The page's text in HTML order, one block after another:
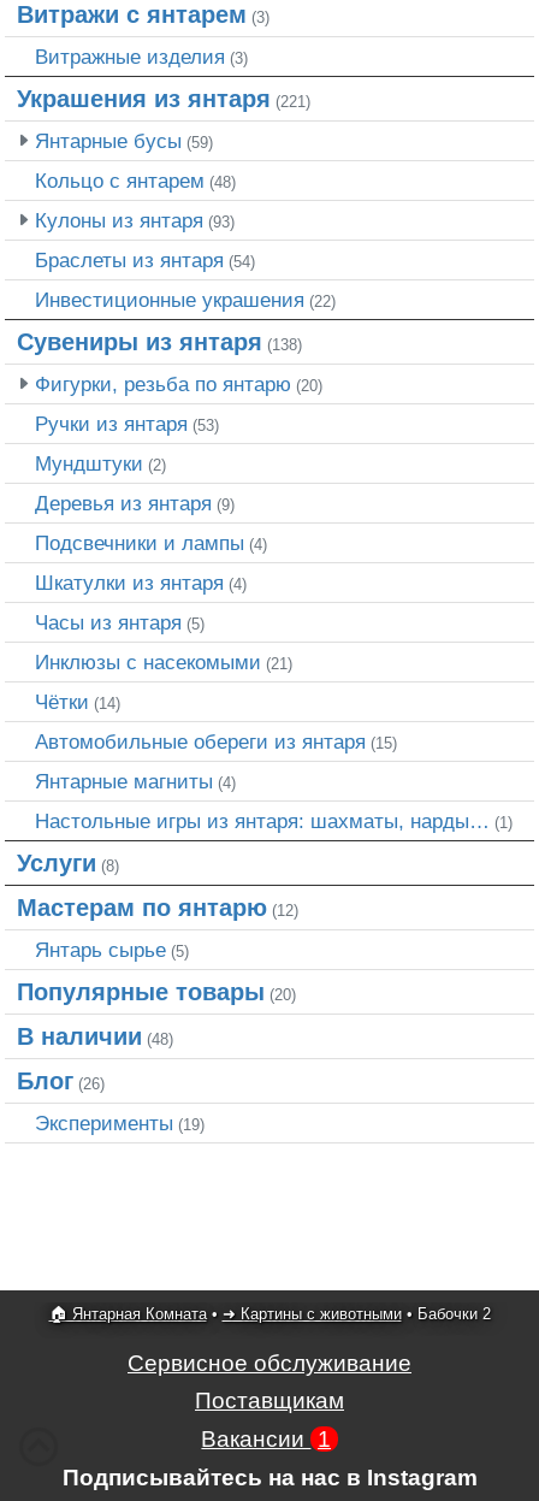
Витражи с янтарем (3)
Витражные изделия (3)
Украшения из янтаря (221)
Янтарные бусы (59)
Кольцо с янтарем (48)
Кулоны из янтаря (93)
Браслеты из янтаря (54)
Инвестиционные украшения (22)
Сувениры из янтаря (138)
Фигурки, резьба по янтарю (20)
Ручки из янтаря (53)
Мундштуки (2)
Деревья из янтаря (9)
Подсвечники и лампы (4)
Шкатулки из янтаря (4)
Часы из янтаря (5)
Инклюзы с насекомыми (21)
Чётки (14)
Автомобильные обереги из янтаря (15)
Янтарные магниты (4)
Настольные игры из янтаря: шахматы, нарды… (1)
Услуги (8)
Мастерам по янтарю (12)
Янтарь сырье (5)
Популярные товары (20)
В наличии (48)
Блог (26)
Эксперименты (19)
🏠 Янтарная Комната• ➜ Картины с животными• Бабочки 2
Сервисное обслуживание
Поставщикам
Вакансии 1
Подписывайтесь на нас в Instagram